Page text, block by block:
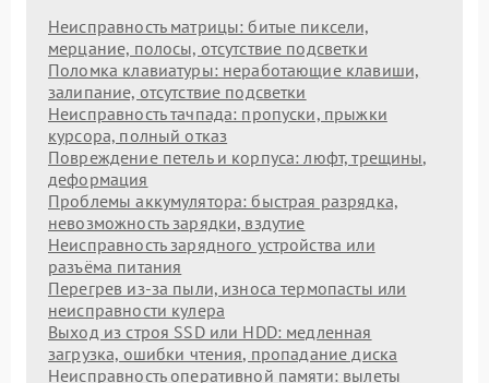
Неисправность матрицы: битые пиксели,
мерцание, полосы, отсутствие подсветки
Поломка клавиатуры: неработающие клавиши,
залипание, отсутствие подсветки
Неисправность тачпада: пропуски, прыжки
курсора, полный отказ
Повреждение петель и корпуса: люфт, трещины,
деформация
Проблемы аккумулятора: быстрая разрядка,
невозможность зарядки, вздутие
Неисправность зарядного устройства или
разъёма питания
Перегрев из‑за пыли, износа термопасты или
неисправности кулера
Выход из строя SSD или HDD: медленная
загрузка, ошибки чтения, пропадание диска
Неисправность оперативной памяти: вылеты